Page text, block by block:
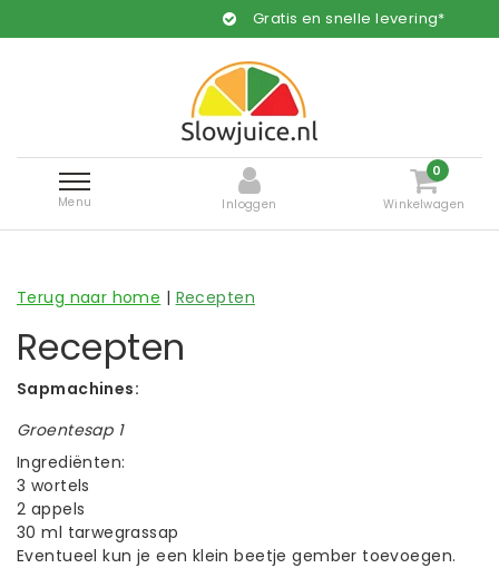
Gratis en snelle levering*
Menu Inloggen
0
Winkelwagen
Terug naar home | Recepten
Recepten
Sapmachines:
Groentesap 1
Ingrediënten:
3 wortels
2 appels
30 ml tarwegrassap
Eventueel kun je een klein beetje gember toevoegen.